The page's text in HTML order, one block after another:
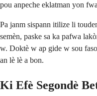
pou anpeche eklatman yon
Pa janm sispann itilize li
semèn, paske sa ka pafwa
w. Doktè w ap gide w sou
an lè lè a bon.
Ki Efè Segondè